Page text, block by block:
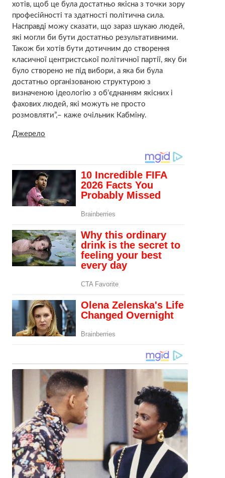
хотів, щоб це була достатньо якісна з точки зору
професійності та здатності політична сила.
Насправді можу сказати, що зараз шукаю людей,
які могли би бути достатньо результативними.
Також би хотів бути дотичним до створення
класичної центристської політичної партії, яку би
було створено не під вибори, а яка би була
достатньо організованою структурою з
визначеною ідеологію з об’єднанням якісних і
фахових людей, які можуть не просто
розмовляти”,– каже очільник Кабміну.
Джерело